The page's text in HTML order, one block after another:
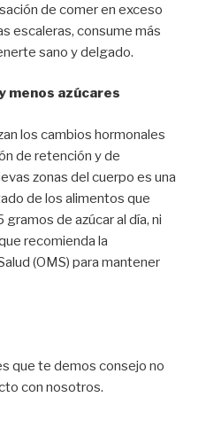
de comer en exceso
escaleras, consume más
sano y delgado.
menos azúcares
los cambios hormonales
de retención y de
zonas del cuerpo es una
de los alimentos que
de azúcar al día, ni
recomienda la
(OMS) para mantener
que te demos consejo no
con nosotros.